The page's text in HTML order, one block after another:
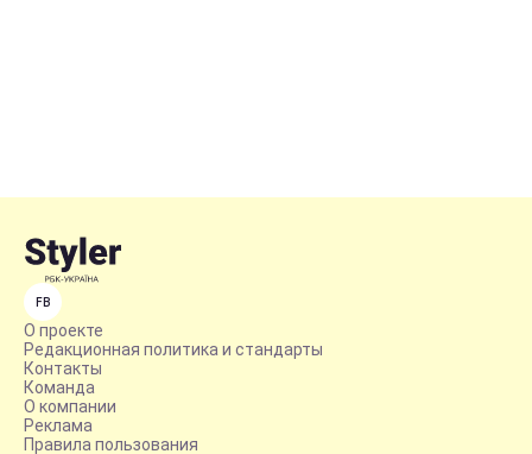
FB
О проекте
Редакционная политика и стандарты
Контакты
Команда
О компании
Реклама
Правила пользования